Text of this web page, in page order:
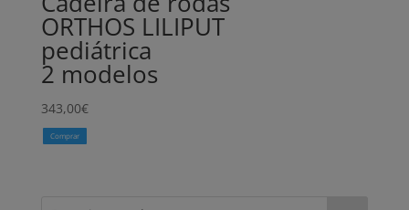
ORTHOS LILIPUT
pediátrica
2 modelos
343,00€
Comprar